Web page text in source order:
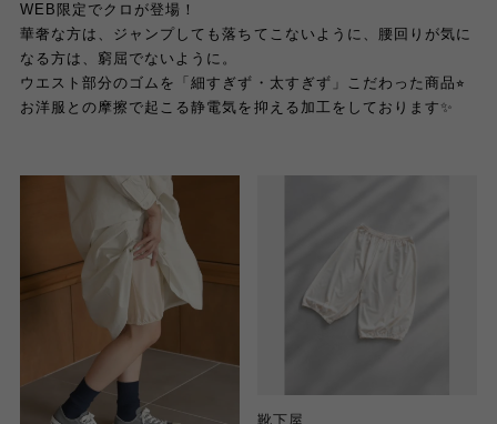
WEB限定でクロが登場！
華奢な方は、ジャンプしても落ちてこないように、腰回りが気に
なる方は、窮屈でないように。
ウエスト部分のゴムを「細すぎず・太すぎず」こだわった商品⭐︎
お洋服との摩擦で起こる静電気を抑える加工をしております✨
靴下屋